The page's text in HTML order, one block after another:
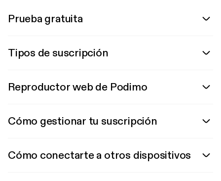
Prueba gratuita
Tipos de suscripción
Reproductor web de Podimo
Cómo gestionar tu suscripción
Cómo conectarte a otros dispositivos